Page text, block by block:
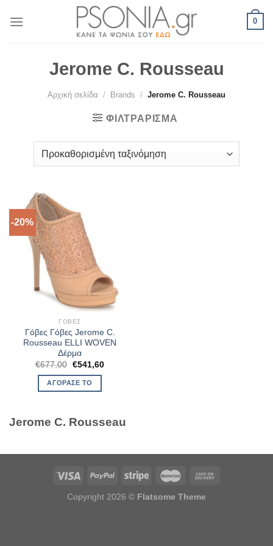
0
Jerome C. Rousseau
Αρχική σελίδα / Brands / Jerome C. Rousseau
ΦΙΛΤΡΆΡΙΣΜΑ
-20%
ΓΌΒΕΣ
Γόβες Γόβες Jerome C.
Rousseau ELLI WOVEN
Δέρμα
€677,00 Original
was:
€677,00.
€541,60Η
ΑΓΌΡΑΣΈ ΤΟ
Jerome C. Rousseau
Copyright 2026 © Flatsome Theme